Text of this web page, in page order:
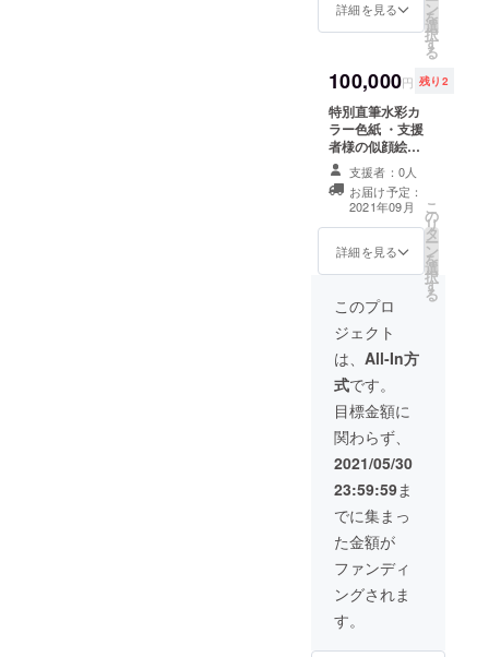
（キャ
ラの指
定を備
お書き
くださ
い。）
（ポー
ズ、服
景の指
定はで
きませ
ん。）
詳細を見る ン
を
選
択
す
る
100,000円 残り2
特別直筆水彩カ
ラー色紙 ・支援
者様の似顔絵を
中心に、『金髪
お嬢様とシモネ
タ男子』のメイ
ンキャラクター4
人（ベス、嵐
山、倉木、下
色紙を描かせて
いただきます。
・似顔絵ではな
く「このキャ
ラ・アイコンを
中心に…」など
でもOK。 ・顔
写真のデータは
後程メールにて
やり取りさせて
支援者：0人
お届け予定：
2021年09月
詳細を見る
こ
の
リ
タ
ー
ン
を
選
択
す
る
このプロ
ジェクト
は、 All-In方
式です。
目標金額に
関わらず、
2021/05/30
23:59:59ま
でに集まっ
た金額が
ファンディ
ングされま
す。